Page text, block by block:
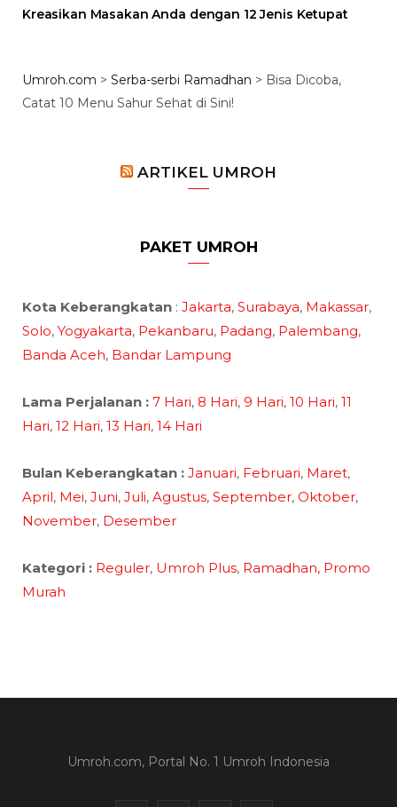
Kreasikan Masakan Anda dengan 12 Jenis Ketupat
Umroh.com > Serba-serbi Ramadhan > Bisa Dicoba,
Catat 10 Menu Sahur Sehat di Sini!
ARTIKEL UMROH
PAKET UMROH
Kota Keberangkatan : Jakarta, Surabaya, Makassar,
Solo, Yogyakarta, Pekanbaru, Padang, Palembang,
Banda Aceh, Bandar Lampung
Lama Perjalanan : 7 Hari, 8 Hari, 9 Hari, 10 Hari, 11
Hari, 12 Hari, 13 Hari, 14 Hari
Bulan Keberangkatan : Januari, Februari, Maret,
April, Mei, Juni, Juli, Agustus, September, Oktober,
November, Desember
Kategori : Reguler, Umroh Plus, Ramadhan, Promo
Murah
Umroh.com, Portal No. 1 Umroh Indonesia